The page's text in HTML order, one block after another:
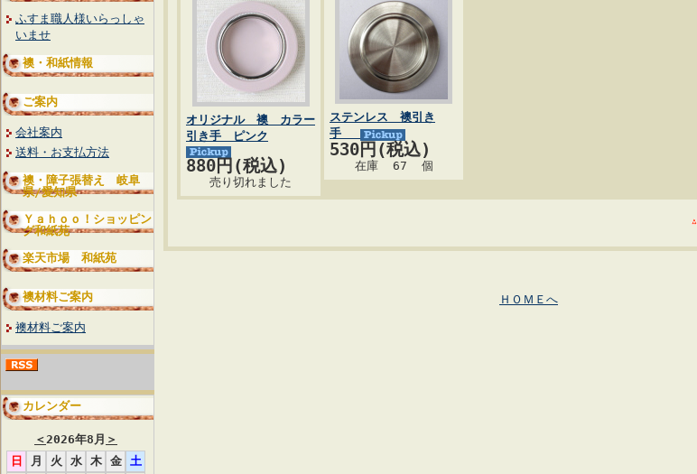
ふすま職人様いらっしゃ
いませ
襖・和紙情報
ご案内
会社案内
送料・お支払方法
襖・障子張替え 岐阜
県/愛知県
Ｙａｈｏｏ！ショッピン
グ和紙苑
楽天市場 和紙苑
襖材料ご案内
襖材料ご案内
カレンダー
＜2026年8月 ＞
日
月 火 水 木 金 土
オリジナル 襖 カラー
引き手 ピンク
880円(税込)
売り切れました
ステンレス 襖引き
手
530円(税込)
在庫 67 個
ＨＯＭＥへ